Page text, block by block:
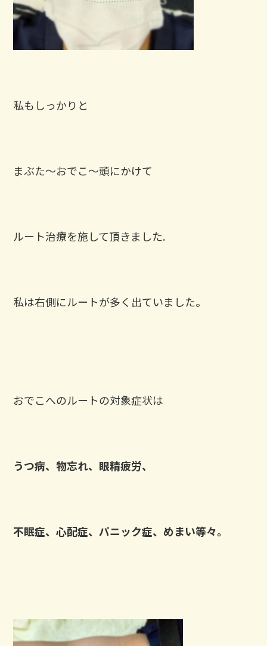
私もしっかりと
まぶた〜おでこ〜頭にかけて
ルート治療を施して頂きました.
私は右側にルートが多く出ていました。
おでこへのルートの対象症状は
うつ病、物忘れ、眼精疲労、
不眠症、心配症、パニック症、めまい等々。